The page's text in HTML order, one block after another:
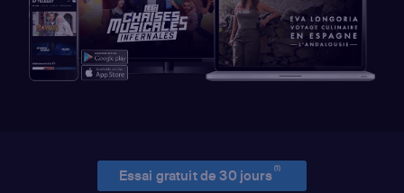
Essai gratuit de 30 jours(1)